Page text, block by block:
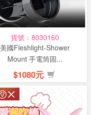
貨號：8030160
美國Fleshlight-Shower
Mount 手電筒固...
$1080元